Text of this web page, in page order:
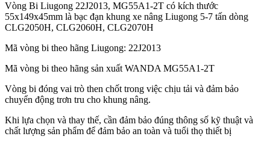
Vòng Bi Liugong 22J2013, MG55A1-2T có kích thước
55x149x45mm là bạc đạn khung xe nâng Liugong 5-7 tấn dòng
CLG2050H, CLG2060H, CLG2070H
Mã vòng bi theo hãng Liugong: 22J2013
Mã vòng bi theo hãng sản xuất WANDA MG55A1-2T
Vòng bi đóng vai trò then chốt trong việc chịu tải và đảm bảo
chuyển động trơn tru cho khung nâng.
Khi lựa chọn và thay thế, cần đảm bảo đúng thông số kỹ thuật và
chất lượng sản phẩm để đảm bảo an toàn và tuổi thọ thiết bị